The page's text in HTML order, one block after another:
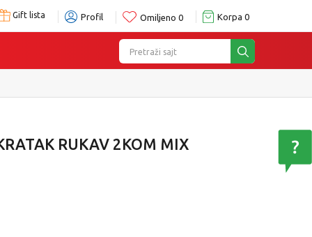
Gift lista Profil Omiljeno 0 Korpa 0
Pretraži sajt
RUKAV 2KOM MIX